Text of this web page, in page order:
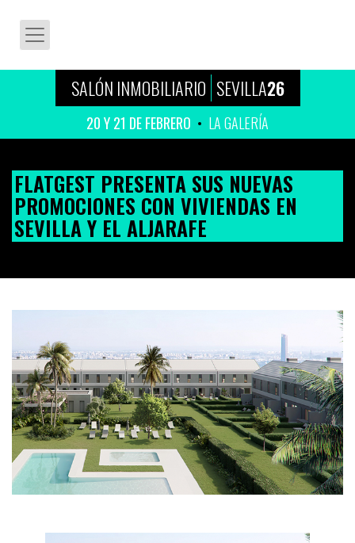
SALÓN INMOBILIARIO SEVILLA26
20 Y 21 DE FEBRERO LA GALERÍA
FLATGEST PRESENTA SUS NUEVAS
PROMOCIONES CON VIVIENDAS EN
SEVILLA Y EL ALJARAFE